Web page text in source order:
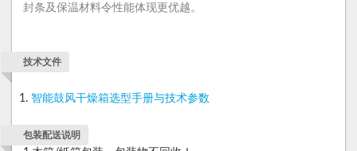
封条及保温材料令性能体现更优越。
技术文件
智能鼓风干燥箱选型手册与技术参数
包装配送说明